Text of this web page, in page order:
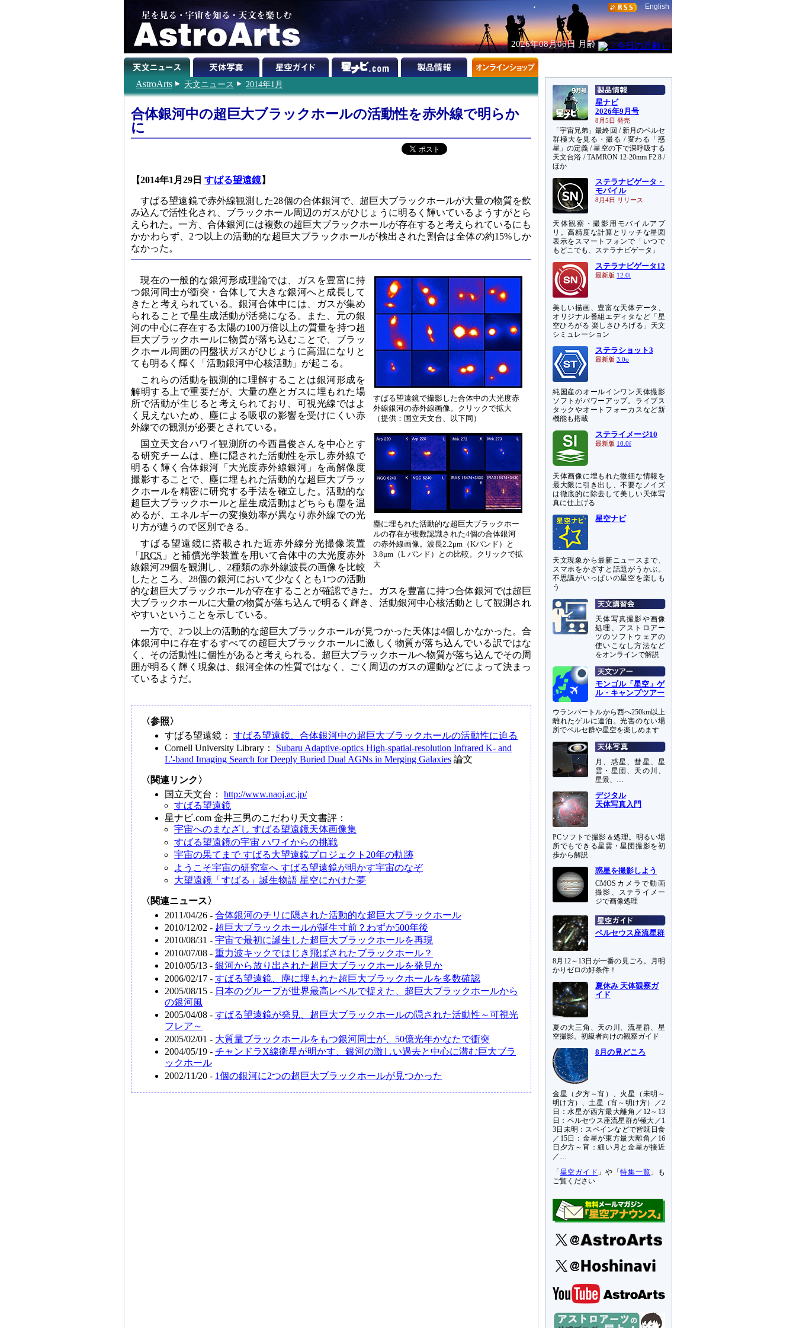
English
2026年08月06日 月齢
AstroArts 天文ニュース 2014年1月
合体銀河中の超巨大ブラックホールの活動性を赤外線で明らか
に
【2014年1月29日 すばる望遠鏡】
すばる望遠鏡で赤外線観測した28個の合体銀河で、超巨大ブラックホールが大量の物質を飲
み込んで活性化され、ブラックホール周辺のガスがひじょうに明るく輝いているようすがとら
えられた。一方、合体銀河には複数の超巨大ブラックホールが存在すると考えられているにも
かかわらず、2つ以上の活動的な超巨大ブラックホールが検出された割合は全体の約15%しか
なかった。
すばる望遠鏡で撮影した合体中の大光度赤
外線銀河の赤外線画像。クリックで拡大
（提供：国立天文台、以下同）
塵に埋もれた活動的な超巨大ブラックホー
ルの存在が複数認識された4個の合体銀河
の赤外線画像。波長2.2μm（Kバンド）と
3.8μm（L バンド）との比較。クリックで拡
大
現在の一般的な銀河形成理論では、ガスを豊富に持
つ銀河同士が衝突・合体して大きな銀河へと成長して
きたと考えられている。銀河合体中には、ガスが集め
られることで星生成活動が活発になる。また、元の銀
河の中心に存在する太陽の100万倍以上の質量を持つ超
巨大ブラックホールに物質が落ち込むことで、ブラッ
クホール周囲の円盤状ガスがひじょうに高温になりと
ても明るく輝く「活動銀河中心核活動」が起こる。
これらの活動を観測的に理解することは銀河形成を
解明する上で重要だが、大量の塵とガスに埋もれた場
所で活動が生じると考えられており、可視光線ではよ
く見えないため、塵による吸収の影響を受けにくい赤
外線での観測が必要とされている。
国立天文台ハワイ観測所の今西昌俊さんを中心とす
る研究チームは、塵に隠された活動性を示し赤外線で
明るく輝く合体銀河「大光度赤外線銀河」を高解像度
撮影することで、塵に埋もれた活動的な超巨大ブラッ
クホールを精密に研究する手法を確立した。活動的な
超巨大ブラックホールと星生成活動はどちらも塵を温
めるが、エネルギーの変換効率が異なり赤外線での光
り方が違うので区別できる。
すばる望遠鏡に搭載された近赤外線分光撮像装置
「IRCS 」と補償光学装置を用いて合体中の大光度赤外
線銀河29個を観測し、2種類の赤外線波長の画像を比較
したところ、28個の銀河において少なくとも1つの活動
的な超巨大ブラックホールが存在することが確認できた。ガスを豊富に持つ合体銀河では超巨
大ブラックホールに大量の物質が落ち込んで明るく輝き、活動銀河中心核活動として観測され
やすいということを示している。
一方で、2つ以上の活動的な超巨大ブラックホールが見つかった天体は4個しかなかった。合
体銀河中に存在するすべての超巨大ブラックホールに激しく物質が落ち込んでいる訳ではな
く、その活動性に個性があると考えられる。超巨大ブラックホールへ物質が落ち込んでその周
囲が明るく輝く現象は、銀河全体の性質ではなく、ごく周辺のガスの運動などによって決まっ
ているようだ。
〈参照〉
すばる望遠鏡： すばる望遠鏡、合体銀河中の超巨大ブラックホールの活動性に迫る
Cornell University Library： Subaru Adaptive-optics High-spatial-resolution Infrared K- and
L'-band Imaging Search for Deeply Buried Dual AGNs in Merging Galaxies 論文
〈関連リンク〉
国立天文台： http://www.naoj.ac.jp/
すばる望遠鏡
星ナビ.com 金井三男のこだわり天文書評：
宇宙へのまなざし すばる望遠鏡天体画像集
すばる望遠鏡の宇宙 ハワイからの挑戦
宇宙の果てまで すばる大望遠鏡プロジェクト20年の軌跡
ようこそ宇宙の研究室へ すばる望遠鏡が明かす宇宙のなぞ
大望遠鏡「すばる」誕生物語 星空にかけた夢
〈関連ニュース〉
2011/04/26 - 合体銀河のチリに隠された活動的な超巨大ブラックホール
2010/12/02 - 超巨大ブラックホールが誕生寸前？わずか500年後
2010/08/31 - 宇宙で最初に誕生した超巨大ブラックホールを再現
2010/07/08 - 重力波キックではじき飛ばされたブラックホール？
2010/05/13 - 銀河から放り出された超巨大ブラックホールを発見か
2006/02/17 - すばる望遠鏡、塵に埋もれた超巨大ブラックホールを多数確認
2005/08/15 - 日本のグループが世界最高レベルで捉えた、超巨大ブラックホールから
の銀河風
2005/04/08 - すばる望遠鏡が発見、超巨大ブラックホールの隠された活動性～可視光
フレア～
2005/02/01 - 大質量ブラックホールをもつ銀河同士が、50億光年かなたで衝突
2004/05/19 - チャンドラX線衛星が明かす、銀河の激しい過去と中心に潜む巨大ブラ
ックホール
2002/11/20 - 1個の銀河に2つの超巨大ブラックホールが見つかった
星ナビ
2026年9月号
8月5日 発売
「宇宙兄弟」最終回 / 新月のペルセ
群極大を見る・撮る / 変わる「惑
星」の定義 / 星空の下で深呼吸する
天文台浴 / TAMRON 12-20mm F2.8 /
ほか
ステラナビゲータ・
モバイル
8月4日 リリース
天体観察・撮影用モバイルアプ
リ。高精度な計算とリッチな星図
表示をスマートフォンで「いつで
もどこでも、ステラナビゲータ」
ステラナビゲータ12
最新版 12.0i
美しい描画、豊富な天体データ、
オリジナル番組エディタなど「星
空ひろがる 楽しさひろげる」天文
シミュレーション
ステラショット3
最新版 3.0o
純国産のオールインワン天体撮影
ソフトがパワーアップ。ライブス
タックやオートフォーカスなど新
機能も搭載
ステライメージ10
最新版 10.0f
天体画像に埋もれた微細な情報を
最大限に引き出し、不要なノイズ
は徹底的に除去して美しい天体写
真に仕上げる
星空ナビ
天文現象から最新ニュースまで、
スマホをかざすと話題がうかぶ。
不思議がいっぱいの星空を楽しも
う
天体写真撮影や画像
処理、アストロアー
ツのソフトウェアの
使いこなし方法など
をオンラインで解説
モンゴル「星空」ゲ
ル・キャンプツアー
ウランバートルから西へ250km以上
離れたゲルに連泊。光害のない場
所でペルセ群や星空を楽しめます
月、惑星、彗星、星
雲・星団、天の川、
星景、…
デジタル
天体写真入門
PCソフトで撮影＆処理。明るい場
所でもできる星雲・星団撮影を初
歩から解説
惑星を撮影しよう
CMOSカメラで動画
撮影、ステライメー
ジで画像処理
ペルセウス座流星群
8月12～13日が一番の見ごろ。月明
かりゼロの好条件！
夏休み 天体観察ガ
イド
夏の大三角、天の川、流星群、星
空撮影。初級者向けの観察ガイド
8月の見どころ
金星（夕方～宵）、火星（未明～
明け方）、土星（宵～明け方）／2
日：水星が西方最大離角／12～13
日：ペルセウス座流星群が極大／1
3日未明：スペインなどで皆既日食
／15日：金星が東方最大離角／16
日夕方～宵：細い月と金星が接近
／…
「 星空ガイド 」や「特集一覧 」も
ご覧ください